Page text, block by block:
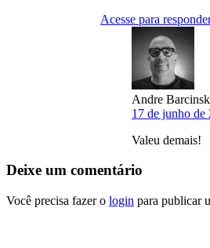
Acesse para
Andre
17 de junho de
Valeu demais!
Deixe um comentário
Você precisa fazer o login para publicar